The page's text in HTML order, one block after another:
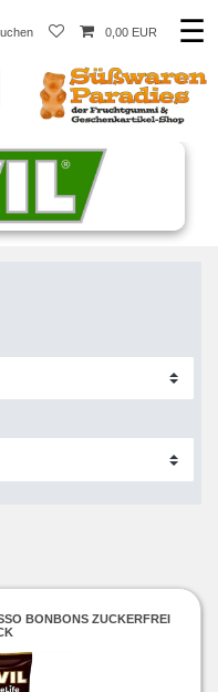
0,00 EUR ☰
BONBONS ZUCKERFREI